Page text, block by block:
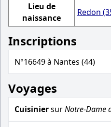
Lieu de
naissance
Redon
Inscriptions
N°16649 à Nantes (44)
Voyages
CuisiniersurNotre-Dame